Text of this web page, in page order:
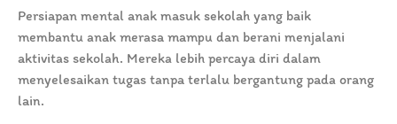
Persiapan mental anak masuk sekolah yang baik
membantu anak merasa mampu dan berani menjalani
aktivitas sekolah. Mereka lebih percaya diri dalam
menyelesaikan tugas tanpa terlalu bergantung pada orang
lain.